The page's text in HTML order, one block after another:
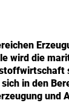
en
wird die
in den
und